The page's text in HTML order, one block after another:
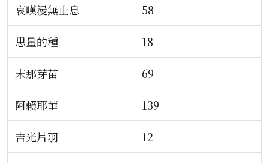
哀嘆漫無止息 58
思量的種 18
末那芽苗 69
阿賴耶華 139
吉光片羽 12